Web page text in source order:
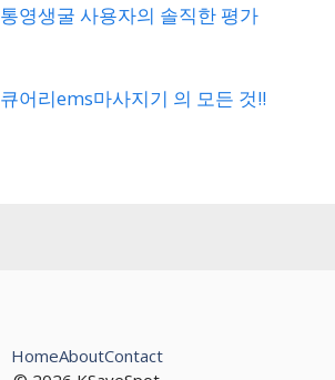
통영생굴 사용자의 솔직한 평가
큐어리ems마사지기 의 모든 것!!
HomeAboutContact